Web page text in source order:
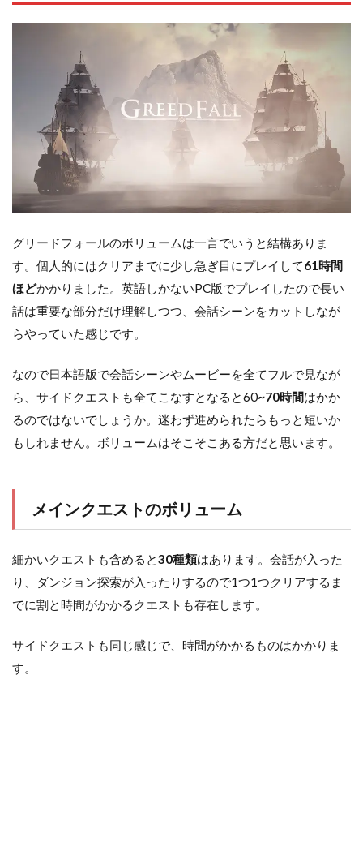
グリードフォールのボリュームは一言でいうと結構ありま
す。個人的にはクリアまでに少し急ぎ目にプレイして61時間
ほどかかりました。英語しかないPC版でプレイしたので長い
話は重要な部分だけ理解しつつ、会話シーンをカットしなが
らやっていた感じです。
なので日本語版で会話シーンやムービーを全てフルで見なが
ら、サイドクエストも全てこなすとなると60~70時間はかか
るのではないでしょうか。迷わず進められたらもっと短いか
もしれません。ボリュームはそこそこある方だと思います。
メインクエストのボリューム
細かいクエストも含めると30種類はあります。会話が入った
り、ダンジョン探索が入ったりするので1つ1つクリアするま
でに割と時間がかかるクエストも存在します。
サイドクエストも同じ感じで、時間がかかるものはかかりま
す。